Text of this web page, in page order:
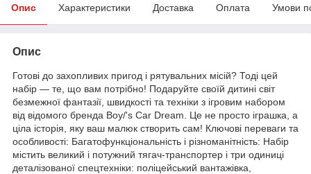
Опис Характеристики Доставка Оплата Умови
Опис
Готові до захопливих пригод і рятувальних місій? Тоді цей
набір — те, що вам потрібно! Подаруйте своїй дитині світ
безмежної фантазії, швидкості та техніки з ігровим набором
від відомого бренда Boy/'s Car Dream. Це не просто іграшка, а
ціла історія, яку ваш малюк створить сам! Ключові переваги та
особливості: Багатофункціональність і різноманітність: Набір
містить великий і потужний тягач-транспортер і три одиниці
деталізованої спецтехніки: поліцейський вантажівка,